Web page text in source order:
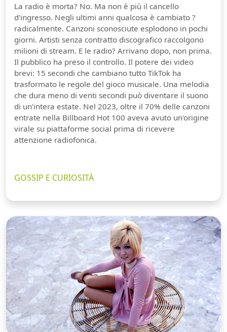
La radio è morta? No. Ma non è più il cancello
d'ingresso. Negli ultimi anni qualcosa è cambiato ?
radicalmente. Canzoni sconosciute esplodono in pochi
giorni. Artisti senza contratto discografico raccolgono
milioni di stream. E le radio? Arrivano dopo, non prima.
Il pubblico ha preso il controllo. Il potere dei video
brevi: 15 secondi che cambiano tutto TikTok ha
trasformato le regole del gioco musicale. Una melodia
che dura meno di venti secondi può diventare il suono
di un'intera estate. Nel 2023, oltre il 70% delle canzoni
entrate nella Billboard Hot 100 aveva avuto un'origine
virale su piattaforme social prima di ricevere
attenzione radiofonica.
GOSSIP E CURIOSITÀ